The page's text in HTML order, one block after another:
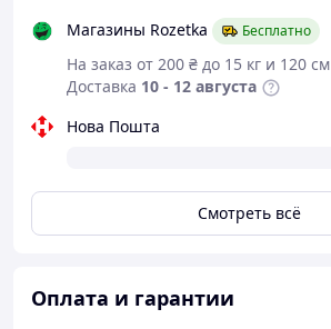
Магазины Rozetka
Бесплатно
На заказ от 200 ₴ до 15 кг и 120 см
Доставка 10 - 12 августа
Нова Пошта
Смотреть всё
Оплата и гарантии